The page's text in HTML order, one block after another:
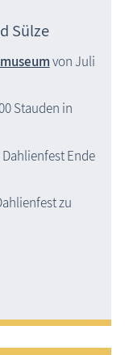
Sülze
von Juli
Stauden in
Ende
zu